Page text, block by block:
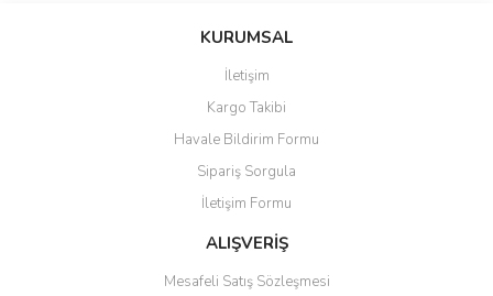
KURUMSAL
İletişim
Kargo Takibi
Havale Bildirim Formu
Sipariş Sorgula
İletişim Formu
ALIŞVERİŞ
Mesafeli Satış Sözleşmesi